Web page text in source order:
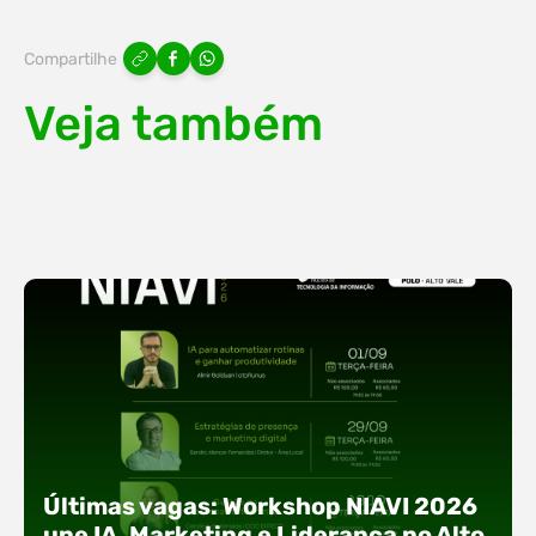
Compartilhe
Veja também
Últimas vagas: Workshop NIAVI 2026